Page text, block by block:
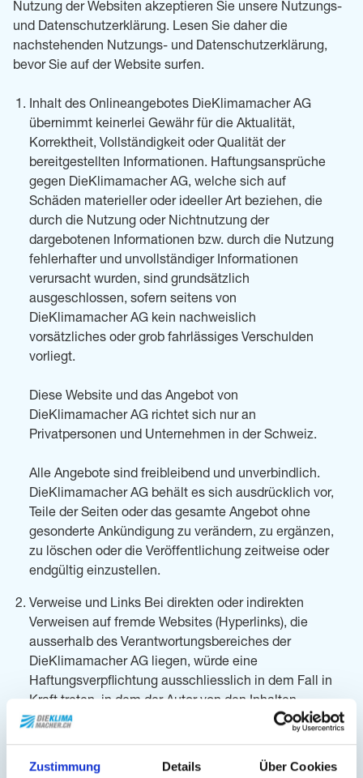
Zustimmung Details Über Cookies
Nutzung der Websiten akzeptieren Sie unsere Nutzungs-
und Datenschutzerklärung. Lesen Sie daher die
nachstehenden Nutzungs- und Datenschutzerklärung,
bevor Sie auf der Website surfen.
Inhalt des Onlineangebotes DieKlimamacher AG
übernimmt keinerlei Gewähr für die Aktualität,
Korrektheit, Vollständigkeit oder Qualität der
bereitgestellten Informationen. Haftungsansprüche
gegen DieKlimamacher AG, welche sich auf
Schäden materieller oder ideeller Art beziehen, die
durch die Nutzung oder Nichtnutzung der
dargebotenen Informationen bzw. durch die Nutzung
fehlerhafter und unvollständiger Informationen
verursacht wurden, sind grundsätzlich
ausgeschlossen, sofern seitens von
DieKlimamacher AG kein nachweislich
vorsätzliches oder grob fahrlässiges Verschulden
vorliegt.
Diese Website und das Angebot von
DieKlimamacher AG richtet sich nur an
Privatpersonen und Unternehmen in der Schweiz.
Alle Angebote sind freibleibend und unverbindlich.
DieKlimamacher AG behält es sich ausdrücklich vor,
Teile der Seiten oder das gesamte Angebot ohne
gesonderte Ankündigung zu verändern, zu ergänzen,
zu löschen oder die Veröffentlichung zeitweise oder
endgültig einzustellen.
Verweise und Links Bei direkten oder indirekten
Verweisen auf fremde Websites (Hyperlinks), die
ausserhalb des Verantwortungsbereiches der
DieKlimamacher AG liegen, würde eine
Haftungsverpflichtung ausschliesslich in dem Fall in
Kraft treten, in dem der Autor von den Inhalten
Kenntnis hat und es ihm technisch möglich und
Inhalte zu verhindern.